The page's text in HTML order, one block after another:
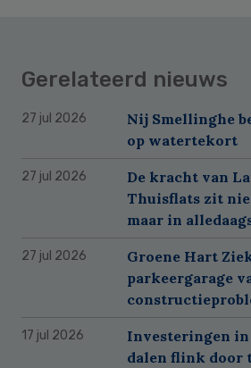
Gerelateerd nieuws
27 jul 2026
Nij Smellinghe
op watertekort
27 jul 2026
De kracht van
Thuisflats zit
maar in
27 jul 2026
Groene Hart
parkeergarage
17 jul 2026
Investeringen in
dalen flink door